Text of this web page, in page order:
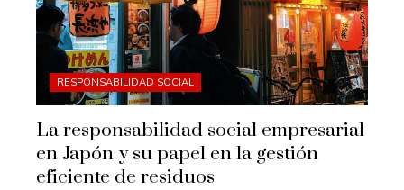
RESPONSABILIDAD SOCIAL
La responsabilidad social empresarial
en Japón y su papel en la gestión
eficiente de residuos